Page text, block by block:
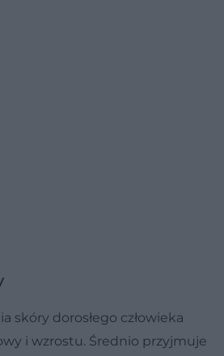
skóry dorosłego człowieka
i wzrostu. Średnio przyjmuje